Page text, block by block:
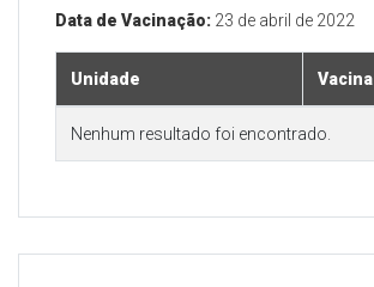
Data de Vacinação: 23 de abril de 2022
Unidade Vacina
Nenhum resultado foi encontrado.